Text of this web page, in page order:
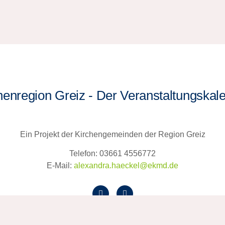
Greiz - Der
Ein Projekt der Kirchengemeinden der Region Greiz
Telefon: 03661 4556772
E-Mail: alexandra.haeckel@ekmd.de